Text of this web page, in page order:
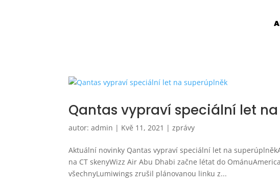
Qantas vypraví speciální let
autor:admin | Kvě 11, 2021 |zprávy
Aktuální novinky Qantas vypraví speciální let na
na CT skenyWizz Air Abu Dhabi začne létat do
všechnyLumiwings zrušil plánovanou linku z...